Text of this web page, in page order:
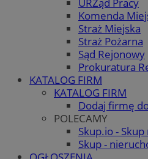
Komenda
Straż Miejska
Straż Pożarna
Sąd Rejonowy
Prokuratura
KATALOG FIRM
KATALOG FIRM
Dodaj firmę
POLECAMY
Skup.io -
Skup -